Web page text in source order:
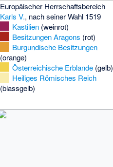
Europäischer Herrschaftsbereich
Karls V., nach seiner Wahl 1519
Kastilien(weinrot)
Besitzungen Aragons (rot)
Burgundische Besitzungen
(orange)
Österreichische Erblande(gelb)
Heiliges Römisches Reich
(blassgelb)